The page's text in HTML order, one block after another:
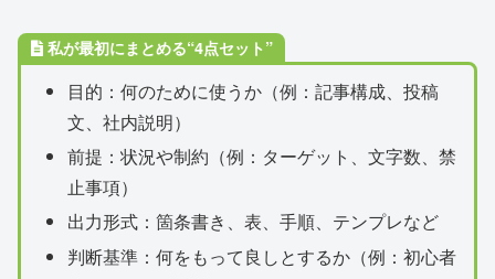
私が最初にまとめる“4点セット”
目的：何のために使うか（例：記事構成、投稿
文、社内説明）
前提：状況や制約（例：ターゲット、文字数、禁
止事項）
出力形式：箇条書き、表、手順、テンプレなど
判断基準：何をもって良しとするか（例：初心者